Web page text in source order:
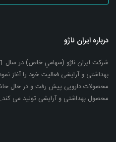
درباره ایران ناژو
محصول بهداشتی و آرایشی تولید می کند.